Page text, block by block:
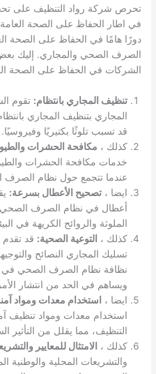
تحرص شركة رواد التنظيف على
في اطار الحفاظ على الصحة
دورًا هامًا في الحفاظ على الصحة
الصرف الصحي والمجاري. إليك
الشركات في الحفاظ على الصحة
تنظيف المجاري بانتظام: تقوم
المجاري بتنظيف المجاري
قد تسبب تلوثًا بكتيريًا وفيروسيًا.
كذلك ، مكافحة الحشرات
خدمات مكافحة الحشرات
عندما تتجمع حول نظام الصرف
ايضا ،تصحيح الأعطال بسرعة:
أعطال في نظام الصرف الصحي
الملوثة والروائح الكريهة في
كذلك ، التوعية الصحية: قد
تسليك المجاري النصائح
نظافة نظام الصرف الصحي في
ويساهم في الحد من انتشار
ايضا ،
استخدام معدات ومواد
استخدام معدات ومواد تنظيف
التنظيف، مما يقلل من التأثير
كذلك ،
الامتثال للمعايير
والتشريعات المحلية والوطنية